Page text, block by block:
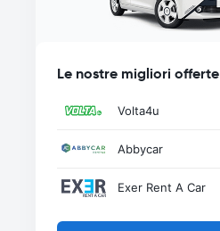
Le nostre migliori offerte
Volta4u
Abbycar
Exer Rent A Car